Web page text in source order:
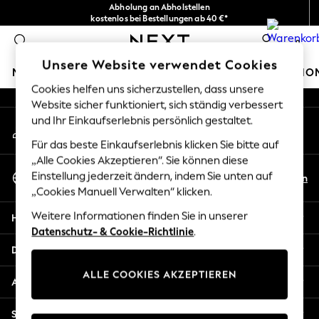
Abholung an Abholstellen
kostenlos bei Bestellungen ab 40 €*
Problemlose Rückgaben*
0
MÄDCHEN JUNGEN BABY DAMEN HERREN
HOLIDAY SHOP
Women's Holiday Shop
All Swimwear
All Beachwear
Bags & Accessories
Beach Dresses & Kaftans
Dresses
Flip Flops
Linen Collection
Sandals
Shorts
An error occurred on client
Unsere sozialen Netzwerke
Mein Konto
Melden Sie sich bei Ihrem Konto an
Sprache Auswählen
Deutsch
En
Hilfe
Datenschutz und Rechtliches
Abteilungen
Sonstige Dienstleistungen
Unsere Website verwendet Cookies
Cookies helfen uns sicherzustellen, dass unsere
Website sicher funktioniert, sich ständig verbessert
und Ihr Einkaufserlebnis persönlich gestaltet.
Für das beste Einkaufserlebnis klicken Sie bitte auf
„Alle Cookies Akzeptieren“. Sie können diese
Einstellung jederzeit ändern, indem Sie unten auf
„Cookies Manuell Verwalten“ klicken.
Weitere Informationen finden Sie in unserer
Datenschutz- & Cookie-Richtlinie.
ALLE COOKIES AKZEPTIEREN